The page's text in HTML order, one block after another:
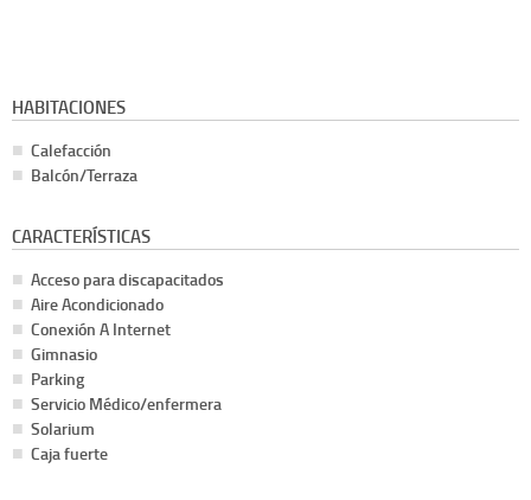
HABITACIONES
Calefacción
Balcón/Terraza
CARACTERÍSTICAS
Acceso para discapacitados
Aire Acondicionado
Conexión A Internet
Gimnasio
Parking
Servicio Médico/enfermera
Solarium
Caja fuerte